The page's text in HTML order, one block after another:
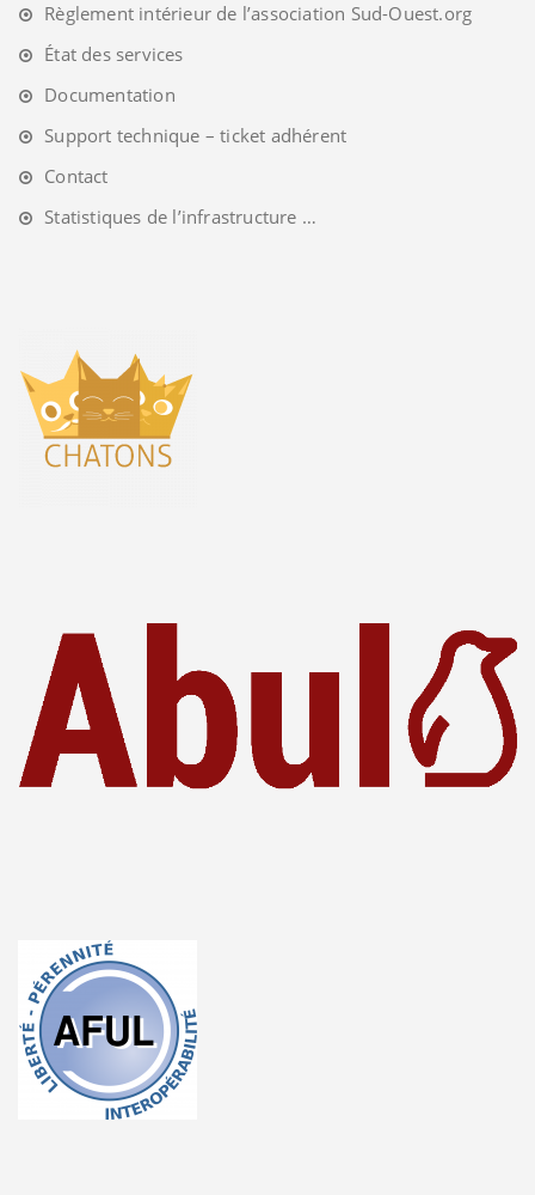
Règlement intérieur de l’association Sud-Ouest.org
État des services
Documentation
Support technique – ticket adhérent
Contact
Statistiques de l’infrastructure …